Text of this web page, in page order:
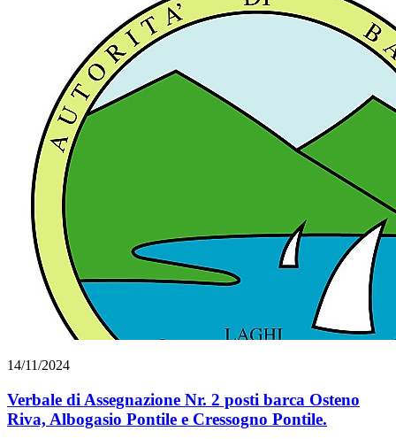
14/11/2024
Verbale di Assegnazione Nr. 2 posti barca Osteno
Riva, Albogasio Pontile e Cressogno Pontile.